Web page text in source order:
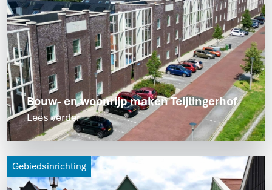
Bouw- en woonrijp maken Teijlingerhof
Lees verder
Gebiedsinrichting